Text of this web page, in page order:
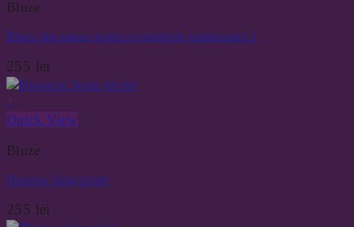
Bluze
Bluza din panza topita cu broderie traditionala 1
255 lei
Quick View
Bluze
Hanorac lung pictat
255 lei